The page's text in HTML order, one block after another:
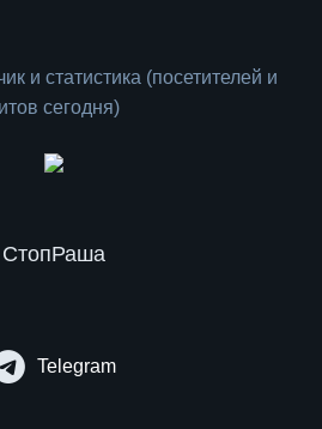
СтопРаша
Telegram